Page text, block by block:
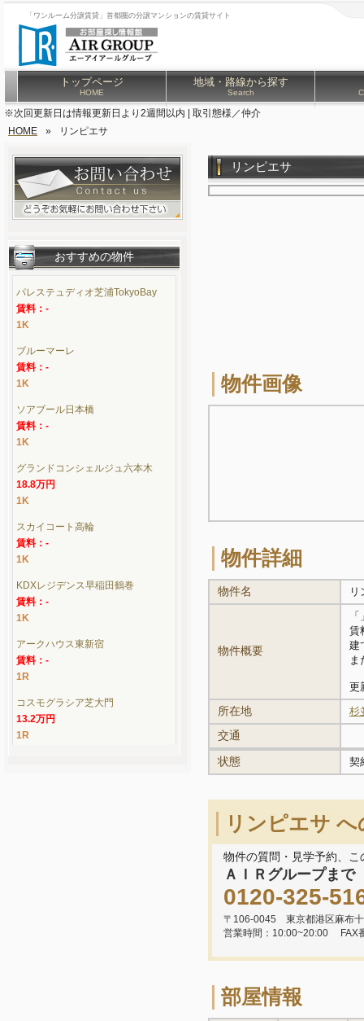
「ワンルーム分譲賃貸」首都圏の分譲マンションの賃貸サイト
トップページ
HOME
地域・路線から探す
Search
※次回更新日は情報更新日より2週間以内 | 取引態様／仲介
HOME
» リンピエサ
リンピエサ
物件画像
物件詳細
物件名 リ
物件概要
「
賃
建
ま
更
所在地 杉
交通
状態
契
リンピエサ
物件の質問・見学予約、
ＡＩＲグループまで
0120-325-
〒106-0045 東京都港区麻布
営業時間：10:00~20:00
FAX
部屋情報
おすすめの物件
パレステュディオ芝浦TokyoBay
賃料：-
1K
ブルーマーレ
賃料：-
1K
ソアブール日本橋
賃料：-
1K
グランドコンシェルジュ六本木
18.8万円
1K
スカイコート高輪
賃料：-
1K
KDXレジデンス早稲田鶴巻
賃料：-
1K
アークハウス東新宿
賃料：-
1R
コスモグラシア芝大門
13.2万円
1R